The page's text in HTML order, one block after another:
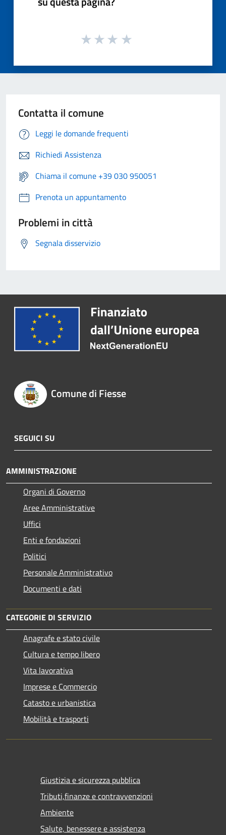
Contatta il comune
Leggi le domande frequenti
Richiedi Assistenza
Chiama il comune +39 030 950051
Prenota un appuntamento
Problemi in città
Segnala disservizio
Comune di Fiesse
SEGUICI SU
AMMINISTRAZIONE
Organi di Governo
Aree Amministrative
Uffici
Enti e fondazioni
Politici
Personale Amministrativo
Documenti e dati
CATEGORIE DI SERVIZIO
Anagrafe e stato civile
Cultura e tempo libero
Vita lavorativa
Imprese e Commercio
Catasto e urbanistica
Mobilità e trasporti
Giustizia e sicurezza pubblica
Tributi,finanze e contravvenzioni
Ambiente
Salute, benessere e assistenza